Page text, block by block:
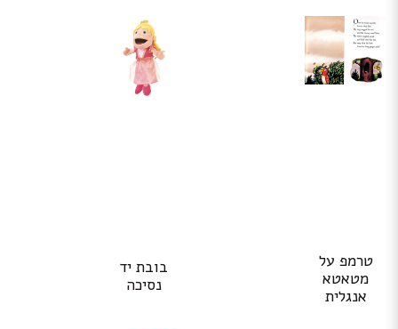
טרמפ על
מטאטא
אנגלית
בובת יד
נסיכה